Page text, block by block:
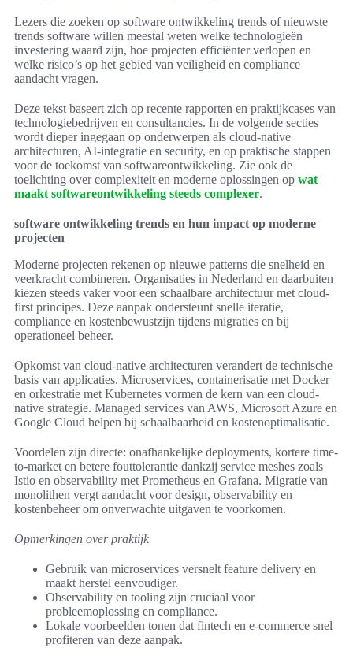
Lezers die zoeken op software ontwikkeling trends of nieuwste
trends software willen meestal weten welke technologieën
investering waard zijn, hoe projecten efficiënter verlopen en
welke risico’s op het gebied van veiligheid en compliance
aandacht vragen.
Deze tekst baseert zich op recente rapporten en praktijkcases van
technologiebedrijven en consultancies. In de volgende secties
wordt dieper ingegaan op onderwerpen als cloud-native
architecturen, AI-integratie en security, en op praktische stappen
voor de toekomst van softwareontwikkeling. Zie ook de
toelichting over complexiteit en moderne oplossingen op wat
maakt softwareontwikkeling steeds complexer.
software ontwikkeling trends en hun impact op moderne
projecten
Moderne projecten rekenen op nieuwe patterns die snelheid en
veerkracht combineren. Organisaties in Nederland en daarbuiten
kiezen steeds vaker voor een schaalbare architectuur met cloud-
first principes. Deze aanpak ondersteunt snelle iteratie,
compliance en kostenbewustzijn tijdens migraties en bij
operationeel beheer.
Opkomst van cloud-native architecturen verandert de technische
basis van applicaties. Microservices, containerisatie met Docker
en orkestratie met Kubernetes vormen de kern van een cloud-
native strategie. Managed services van AWS, Microsoft Azure en
Google Cloud helpen bij schaalbaarheid en kostenoptimalisatie.
Voordelen zijn directe: onafhankelijke deployments, kortere time-
to-market en betere fouttolerantie dankzij service meshes zoals
Istio en observability met Prometheus en Grafana. Migratie van
monolithen vergt aandacht voor design, observability en
kostenbeheer om onverwachte uitgaven te voorkomen.
Opmerkingen over praktijk
Gebruik van microservices versnelt feature delivery en
maakt herstel eenvoudiger.
Observability en tooling zijn cruciaal voor
probleemoplossing en compliance.
Lokale voorbeelden tonen dat fintech en e-commerce snel
profiteren van deze aanpak.